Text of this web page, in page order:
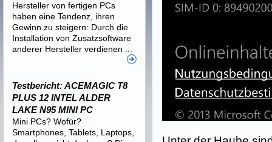
Hersteller von fertigen PCs
haben eine Tendenz, ihren
Gewinn zu steigern: Durch die
Installation von Zusatzsoftware
anderer Hersteller verdienen ...
Testbericht: ACEMAGIC T8
PLUS 12 INTEL ALDER
LAKE N95 MINI PC
Mini PCs? Wofür?
Smartphones, Tablets, Laptops,